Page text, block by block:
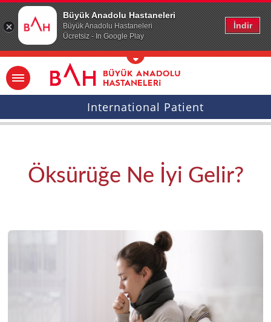
Büyük Anadolu Hastaneleri
Büyük Anadolu Hastaneleri
Ücretsiz - In Google Play
İndir
Ana icerige atla
International Patient
Öksürüğe Ne İyi Gelir?